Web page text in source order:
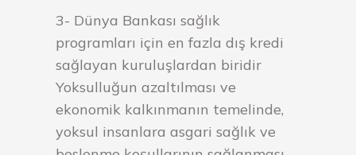
3- Dünya Bankası sağlık
programları için en fazla dış kredi
sağlayan kuruluşlardan biridir
Yoksulluğun azaltılması ve
ekonomik kalkınmanın temelinde,
yoksul insanlara asgari sağlık ve